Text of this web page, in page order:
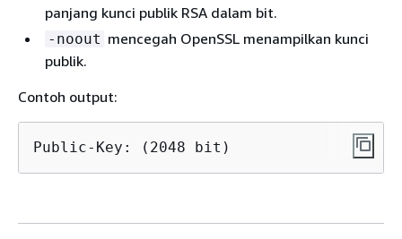
panjang kunci publik RSA dalam bit.
-noout mencegah OpenSSL menampilkan kunci
publik.
Contoh output:
Public-Key: (2048 bit)